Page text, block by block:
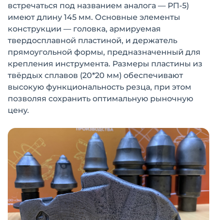
встречаться под названием аналога — РП-5)
имеют длину 145 мм. Основные элементы
конструкции — головка, армируемая
твердосплавной пластиной, и держатель
прямоугольной формы, предназначенный для
крепления инструмента. Размеры пластины из
твёрдых сплавов (20*20 мм) обеспечивают
высокую функциональность резца, при этом
позволяя сохранить оптимальную рыночную
цену.